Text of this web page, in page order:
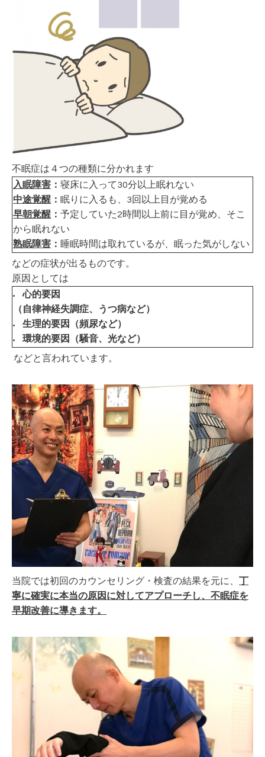
不眠症は４つの種類に分かれます
入眠障害 ： 寝床に入って30分以上眠れない
中途覚醒 ： 眠りに入るも、3回以上目が覚める
早朝覚醒 ： 予定していた2時間以上前に目が覚め、そこ
から眠れない
熟眠障害 ： 睡眠時間は取れているが、眠った気がしない
などの症状が出るものです。
原因としては
心的要因
（自律神経失調症、うつ病など）
生理的要因（頻尿など）
環境的要因（騒音、光など）
などと言われています。
当院では初回のカウンセリング・検査の結果を元に、 丁
寧に確実に本当の原因に対してアプローチし、不眠症を
早期改善に導きます。